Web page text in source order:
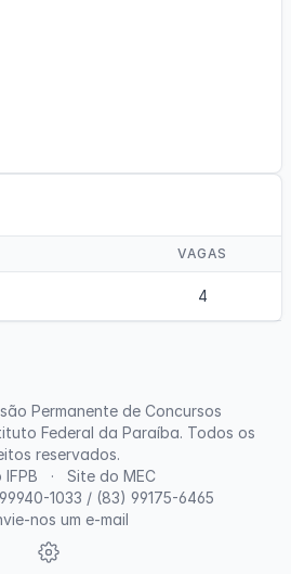
VAGAS
4
Site do MEC
1033 / (83) 99175-6465
nos um e-mail
Permanente de Concursos
Federal da Paraíba. Todos os
reservados.